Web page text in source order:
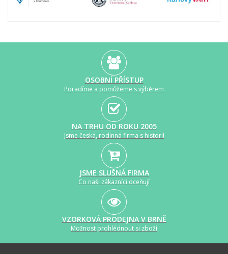
OSOBNÍ PŘÍSTUP
Poradíme a pomůžeme s výběrem
NA TRHU OD ROKU 2005
Jsme česká, rodinná firma s historií
JSME SLUŠNÁ FIRMA
Co naši zákazníci oceňují
VZORKOVÁ PRODEJNA V BRNĚ
Možnost prohlédnout si zboží